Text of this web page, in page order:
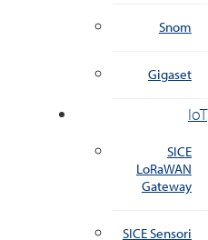
Snom
Gigaset
IoT
SICE
LoRaWAN
Gateway
SICE Sensori